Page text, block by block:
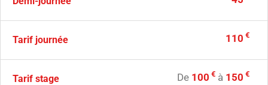
Tarif journée 110 €
Tarif stage De 100 € à 150 €